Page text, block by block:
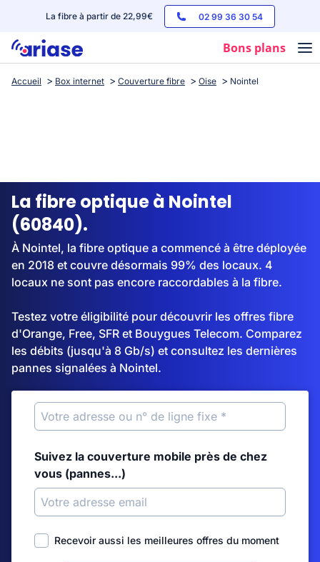
La fibre à partir de 22,99€ 02 99 36 30 54
Bons plans
Box internet
Streaming
Accueil Box internet Couverture fibre Oise Nointel
La fibre optique à Nointel
(60840).
À Nointel, la fibre optique a commencé à être déployée
en 2018 et couvre désormais 99% des locaux. 4
locaux ne sont pas encore raccordables à la fibre.
Testez votre éligibilité pour découvrir les offres fibre
d'Orange, Free, SFR et Bouygues Telecom. Comparez
les débits (jusqu'à 8 Gb/s) et consultez les dernières
pannes signalées à Nointel.
Suivez la couverture mobile près de chez
vous (pannes...)
Recevoir aussi les meilleures offres du moment